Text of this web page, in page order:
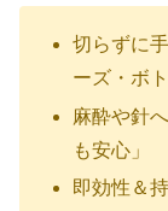
切らずに
ーズ・ボ
麻酔や針
も安心」
即効性＆